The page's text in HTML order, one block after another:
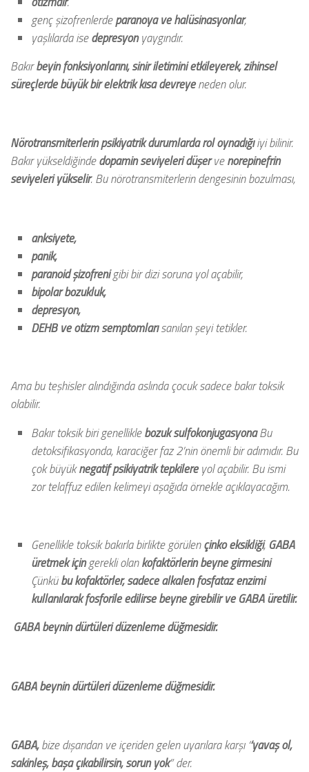
genç şizofrenlerdeparanoya ve halüsinasyonlar,
yaşlılarda isedepresyonyaygındır.
Bakırbeyin fonksiyonlarını, sinir iletimini etkileyerek, zihinsel
süreçlerdebüyük bir elektrik kısa devreye neden olur.
Nörotransmiterlerin psikiyatrik durumlarda rol oynadığıiyi bilinir.
Bakır yükseldiğindedopamin seviyeleri düşervenorepinefrin
seviyeleri yükselir. Bu nörotransmiterlerin dengesinin bozulması,
anksiyete,
panik,
paranoid şizofrenigibi bir dizi soruna yol açabilir,
bipolar bozukluk,
depresyon,
DEHB ve otizm semptomlarısanılan şeyi tetikler.
Ama bu teşhisler alındığında aslında çocuk sadece bakır toksik
olabilir.
Bakır toksik biri genelliklebozuk sulfokonjugasyonaBu
detoksifikasyonda, karaciğer faz 2’nin önemli bir adımıdır. Bu
çok büyüknegatif psikiyatrik tepkilereyol açabilir. Bu ismi
zor telaffuz edilen kelimeyi aşağıda örnekle açıklayacağım.
Genellikle toksik bakırla birlikte görülençinko eksikliği, GABA
üretmek içingerekli olankofaktörlerin beyne girmesini
Çünkübu kofaktörler, sadece alkalen fosfataz enzimi
kullanılarak fosforile edilirse beyne girebilir ve GABA üretilir.
GABA beynin dürtüleri düzenleme düğmesidir.
GABA beynin dürtüleri düzenleme düğmesidir.
GABA,bize dışarıdan ve içeriden gelen uyarılara karşı ‘‘yavaş ol,
sakinleş, başa çıkabilirsin, sorun yok” der.